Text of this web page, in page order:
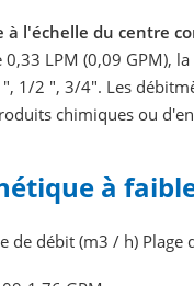
l'échelle du centre
LPM (0,09 GPM),
1/2 ", 3/4". Les
chimiques ou
à
de débit (m3 / h) Plage